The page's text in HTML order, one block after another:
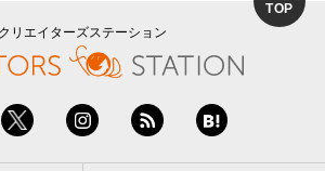
TOP
クリエイターズステーション